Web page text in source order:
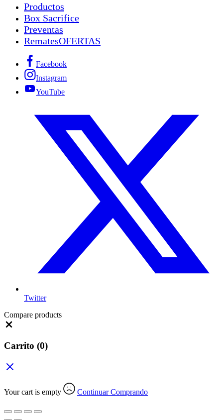
Productos
Box Sacrifice
Preventas
RematesOFERTAS
Facebook
Instagram
YouTube
Twitter
Compare products
Carrito (0)
Your cart is empty Continuar Comprando